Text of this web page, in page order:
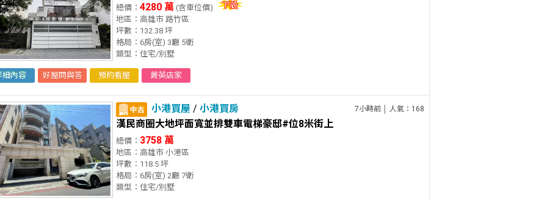
總價： 4280 萬 (含車位價)
地區：高雄市 路竹區
坪數：132.38 坪
格局：6房(室) 3廳 5衛
類型：住宅/別墅
細內容 好屋問與答 預約看屋 菁英店家
小港買屋 / 小港買房 7小時前 │ 人氣：168
漢民商圈大地坪面寬並排雙車電梯豪邸#位8米街上
總價： 3758 萬
地區：高雄市 小港區
坪數：118.5 坪
格局：6房(室) 2廳 7衛
類型：住宅/別墅